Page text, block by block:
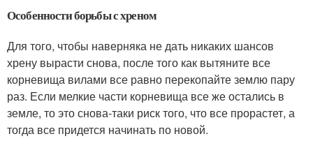
Особенности борьбы с хреном
Для того, чтобы наверняка не дать никаких шансов
хрену вырасти снова, после того как вытяните все
корневища вилами все равно перекопайте землю пару
раз. Если мелкие части корневища все же остались в
земле, то это снова-таки риск того, что все прорастет, а
тогда все придется начинать по новой.